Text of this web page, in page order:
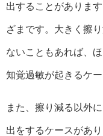
出することがありま
ざまです。大きく擦
ないこともあれば、
知覚過敏が起きるケー
また、擦り減る以外
出をするケースがあり